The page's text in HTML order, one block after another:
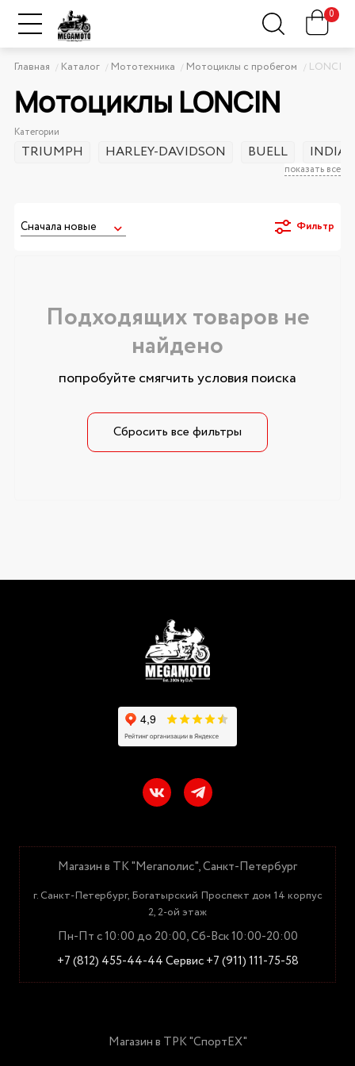
0
Главная Каталог Мототехника Мотоциклы с пробегом LONCIN
Мотоциклы LONCIN
Категории
показать все
TRIUMPH HARLEY-DAVIDSON BUELL
Фильтр
Подходящих товаров не
найдено
попробуйте смягчить условия поиска
Сбросить все фильтры
Магазин в ТК "Мегаполис", Санкт-Петербург
г. Санкт-Петербург, Богатырский Проспект дом 14 корпус
2, 2-ой этаж
Пн-Пт с 10:00 до 20:00, Сб-Вск 10:00-20:00
+7 (812) 455-44-44Сервис +7 (911) 111-75-58
Магазин в ТРК "СпортЕХ"